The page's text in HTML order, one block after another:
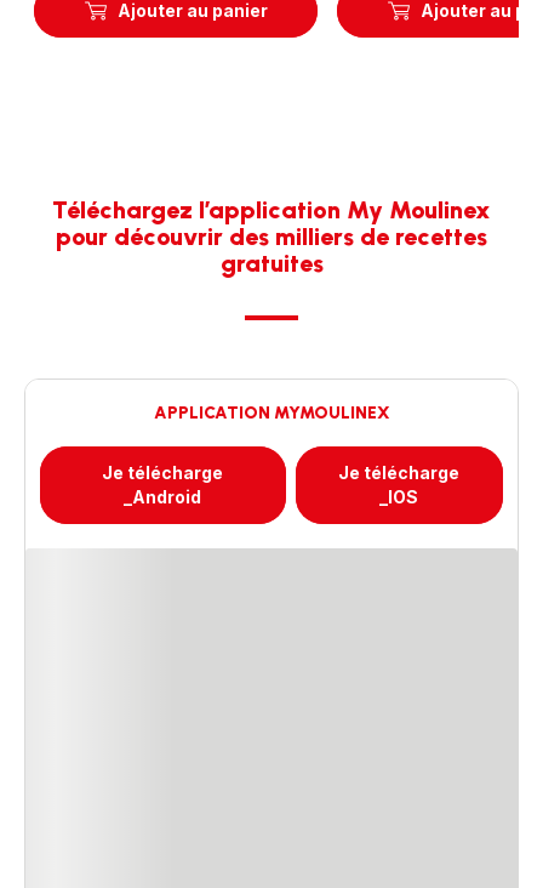
Ajouter au panier Ajouter au
Téléchargez l’application My Moulinex
pour découvrir des milliers de recettes
gratuites
APPLICATION MYMOULINEX
Je télécharge
_IOS
Je télécharge
_Android